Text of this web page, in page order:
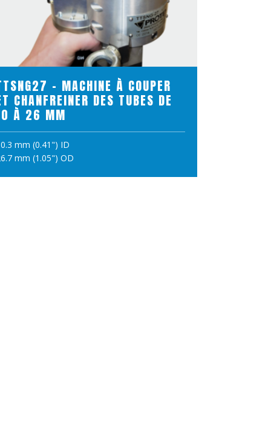
- MACHINE À COUPER
CHANFREINER DES TUBES DE
À 26 MM
mm (0.41") ID
mm (1.05") OD
VOIR LE PRODUIT
AJOUTER AU PANIER